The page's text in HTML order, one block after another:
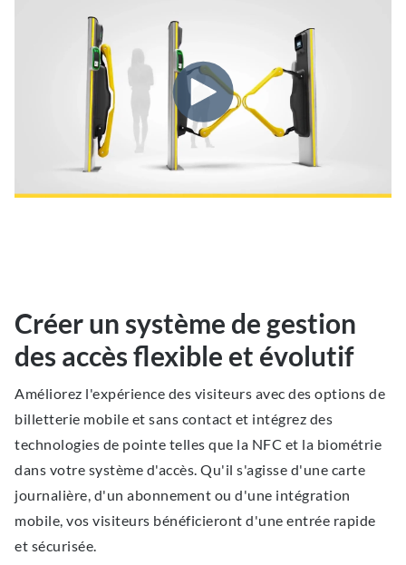
Créer un système de gestion
des accès flexible et évolutif
Améliorez l'expérience des visiteurs avec des options de
billetterie mobile et sans contact et intégrez des
technologies de pointe telles que la NFC et la biométrie
dans votre système d'accès. Qu'il s'agisse d'une carte
journalière, d'un abonnement ou d'une intégration
mobile, vos visiteurs bénéficieront d'une entrée rapide
et sécurisée.